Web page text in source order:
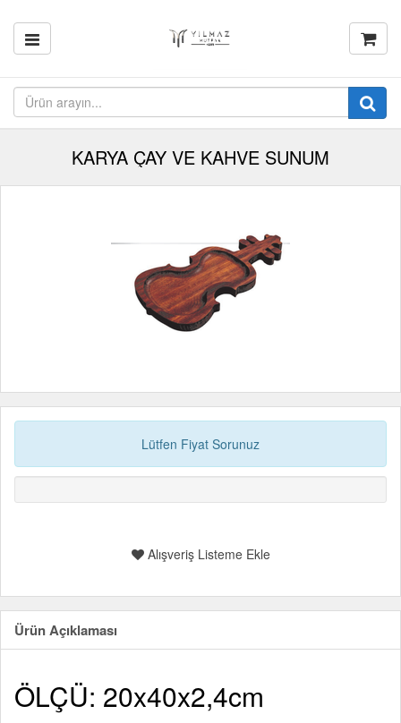
KARYA ÇAY VE KAHVE SUNUM
Lütfen Fiyat Sorunuz
Alışveriş Listeme Ekle
Ürün Açıklaması
ÖLÇÜ: 20x40x2,4cm